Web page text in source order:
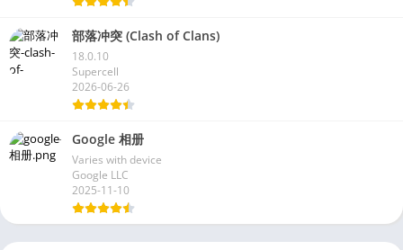
部落冲突 (Clash of Clans)
18.0.10
Supercell
2026-06-26
Google 相册
Varies with device
Google LLC
2025-11-10